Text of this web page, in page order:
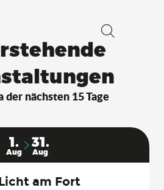
Suche
der nächsten 15 Tage
1.
Aug
31.
Aug
am Fort